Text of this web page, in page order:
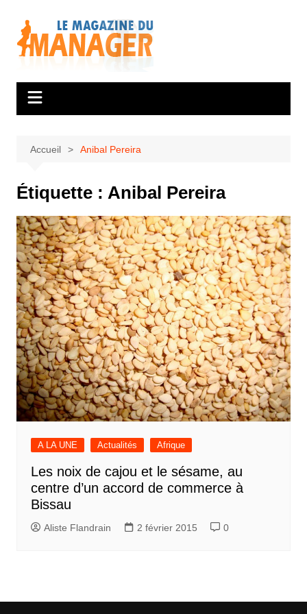
contenu
Accueil Anibal Pereira
Étiquette : Anibal Pereira
A LA UNE Actualités Afrique
Les noix de cajou et le sésame, au
centre d’un accord de commerce à
Bissau
Aliste Flandrain 2 février 2015 0